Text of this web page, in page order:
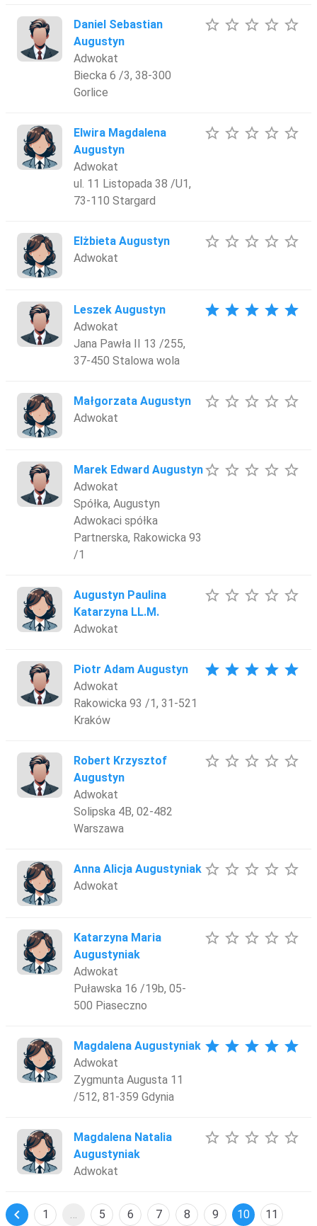
Daniel Sebastian
Augustyn
Adwokat
Biecka 6 /3, 38-300
Gorlice
star_border star_border star_border star_border star_border
Elwira Magdalena
Augustyn
Adwokat
ul. 11 Listopada 38 /U1,
73-110 Stargard
star_border star_border star_border star_border star_border
Elżbieta Augustyn
Adwokat
star_border star_border star_border star_border star_border
Leszek Augustyn
Adwokat
Jana Pawła II 13 /255,
37-450 Stalowa wola
star star star star star
Małgorzata Augustyn
Adwokat
star_border star_border star_border star_border star_border
Marek Edward Augustyn
Adwokat
Spółka, Augustyn
Adwokaci spółka
Partnerska, Rakowicka 93
/1
star_border star_border star_border star_border star_border
Augustyn Paulina
Katarzyna LL.M.
Adwokat
star_border star_border star_border star_border star_border
Piotr Adam Augustyn
Adwokat
Rakowicka 93 /1, 31-521
Kraków
star star star star star
Robert Krzysztof
Augustyn
Adwokat
Solipska 4B, 02-482
Warszawa
star_border star_border star_border star_border star_border
Anna Alicja Augustyniak
Adwokat
star_border star_border star_border star_border star_border
Katarzyna Maria
Augustyniak
Adwokat
Puławska 16 /19b, 05-
500 Piaseczno
star_border star_border star_border star_border star_border
Magdalena Augustyniak
Adwokat
Zygmunta Augusta 11
/512, 81-359 Gdynia
star star star star star
Magdalena Natalia
Augustyniak
Adwokat
star_border star_border star_border star_border star_border
chevron_left 1 5 6 7 8 9 10
11